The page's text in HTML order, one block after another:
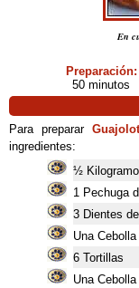
En
Preparación:
50 minutos
Para preparar
ingredientes:
½
1 Pechuga
3 Dientes
Una
6 Tortillas
Una